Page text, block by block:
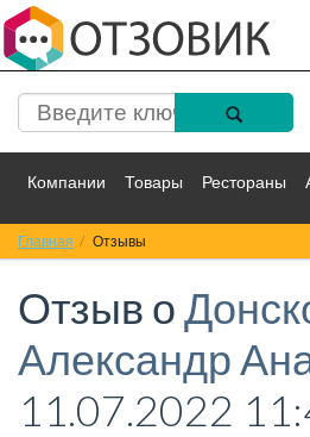
Компании Товары Рестораны
Спорт Фильмы
Красота Здоровье Остальное
Главная Отзывы
Отзыв о
Александр
11.07.2022